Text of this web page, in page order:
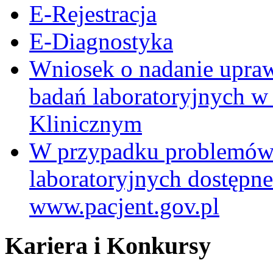
E-Rejestracja
E-Diagnostyka
Wniosek o nadanie
badań laboratoryjnych
Klinicznym
W przypadku
laboratoryjnych
www.pacjent.gov.pl
Kariera i Konkursy